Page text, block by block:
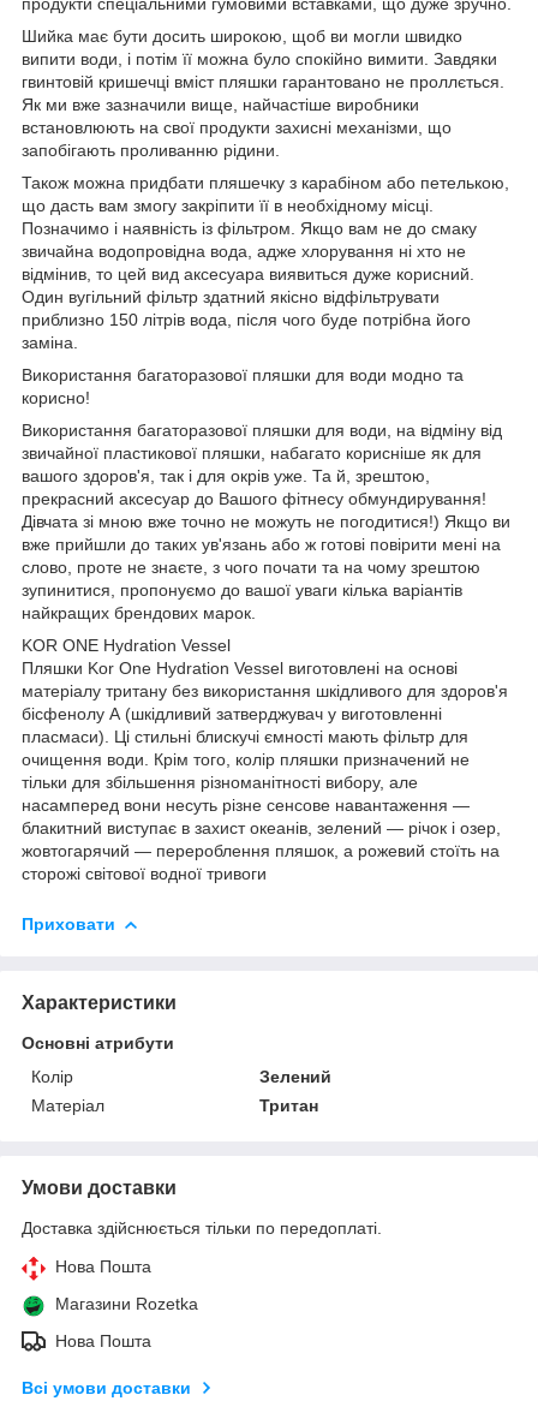
Шийка має бути досить широкою, щоб ви могли швидко
випити води, і потім її можна було спокійно вимити. Завдяки
гвинтовій кришечці вміст пляшки гарантовано не проллється.
Як ми вже зазначили вище, найчастіше виробники
встановлюють на свої продукти захисні механізми, що
запобігають проливанню рідини.
Також можна придбати пляшечку з карабіном або петелькою,
що дасть вам змогу закріпити її в необхідному місці.
Позначимо і наявність із фільтром. Якщо вам не до смаку
звичайна водопровідна вода, адже хлорування ні хто не
відмінив, то цей вид аксесуара виявиться дуже корисний.
Один вугільний фільтр здатний якісно відфільтрувати
приблизно 150 літрів вода, після чого буде потрібна його
заміна.
Використання багаторазової пляшки для води модно та
корисно!
Використання багаторазової пляшки для води, на відміну від
звичайної пластикової пляшки, набагато корисніше як для
вашого здоров'я, так і для окрів уже. Та й, зрештою,
прекрасний аксесуар до Вашого фітнесу обмундирування!
Дівчата зі мною вже точно не можуть не погодитися!) Якщо ви
вже прийшли до таких ув'язань або ж готові повірити мені на
слово, проте не знаєте, з чого почати та на чому зрештою
зупинитися, пропонуємо до вашої уваги кілька варіантів
найкращих брендових марок.
KOR ONE Hydration Vessel
Пляшки Kor One Hydration Vessel виготовлені на основі
матеріалу тритану без використання шкідливого для здоров'я
бісфенолу А (шкідливий затверджувач у виготовленні
пласмаси). Ці стильні блискучі ємності мають фільтр для
очищення води. Крім того, колір пляшки призначений не
тільки для збільшення різноманітності вибору, але
насамперед вони несуть різне сенсове навантаження —
блакитний виступає в захист океанів, зелений — річок і озер,
жовтогарячий — перероблення пляшок, а рожевий стоїть на
сторожі світової водної тривоги
Приховати
Характеристики
Основні атрибути
Колір
Зелений
Матеріал
Тритан
Умови доставки
Доставка здійснюється тільки по передоплаті.
Нова Пошта
Магазини Rozetka
Нова Пошта
Всі умови доставки